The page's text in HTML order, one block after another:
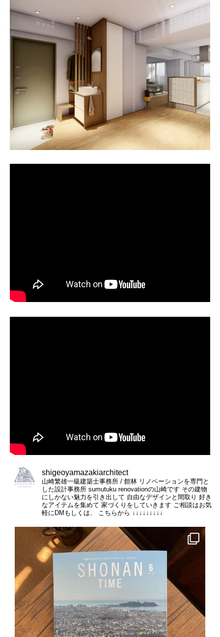
shigeoyamazakiarchitect
山崎繁雄一級建築士事務所 / 館林 リノベーションを専門と
した設計事務所 sumutuku renovationの山崎です その建物
にしかない魅力を引き出して 自由なデザインと間取り 好き
なアイテムを集めて 家づくりをしていきます ご相談はお気
軽にDMもしくは、
こちらから ↓↓↓↓↓↓↓↓↓